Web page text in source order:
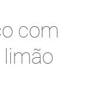
com